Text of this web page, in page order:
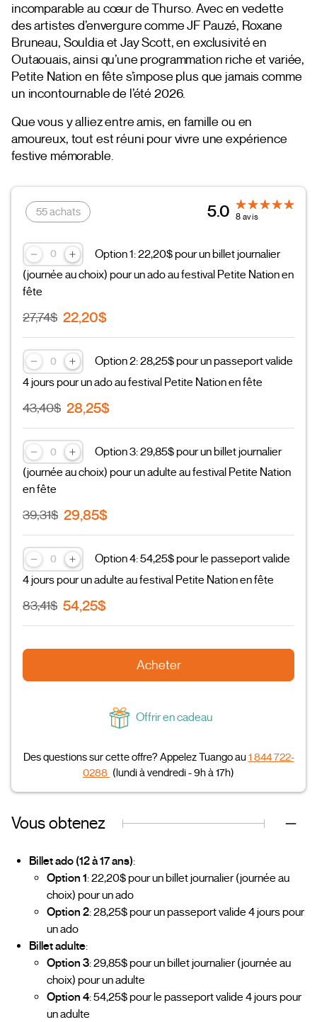
incomparable au cœur de Thurso. Avec en vedette
des artistes d’envergure comme JF Pauzé, Roxane
Bruneau, Souldia et Jay Scott, en exclusivité en
Outaouais, ainsi qu’une programmation riche et variée,
Petite Nation en fête s’impose plus que jamais comme
un incontournable de l’été 2026.
Que vous y alliez entre amis, en famille ou en
amoureux, tout est réuni pour vivre une expérience
festive mémorable.
55 achats 5.0 8 avis
Option 1: 22,20$ pour un billet journalier
(journée au choix) pour un ado au festival Petite Nation en
fête
27,74$ 22,20$
Option 2: 28,25$ pour un passeport valide
4 jours pour un ado au festival Petite Nation en fête
43,40$ 28,25$
Option 3: 29,85$ pour un billet journalier
(journée au choix) pour un adulte au festival Petite Nation
en fête
39,31$ 29,85$
Option 4: 54,25$ pour le passeport valide
4 jours pour un adulte au festival Petite Nation en fête
83,41$ 54,25$
Acheter
Offrir en cadeau
Des questions sur cette offre? Appelez Tuango au1 844 722-
0288 (lundi à vendredi - 9h à 17h)
Vous obtenez
Billet ado (12 à 17 ans):
Option 1: 22,20$ pour un billet journalier (journée au
choix) pour un ado
Option 2: 28,25$ pour un passeport valide 4 jours pour
un ado
Billet adulte:
Option 3: 29,85$ pour un billet journalier (journée au
choix) pour un adulte
Option 4: 54,25$ pour le passeport valide 4 jours pour
un adulte